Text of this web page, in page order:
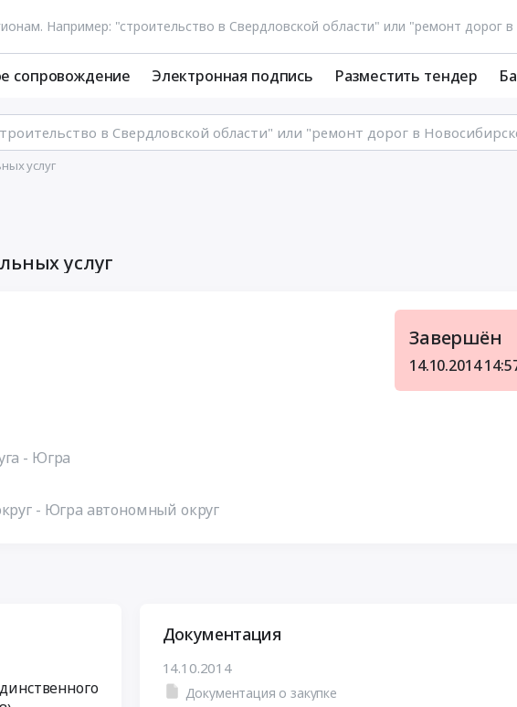
сопровождение Электронная подпись Разместить тендер
услуг
услуг
- Югра
- Югра автономный округ
Завершён
14.10.2014
Документация
14.10.2014
Документация о закупке